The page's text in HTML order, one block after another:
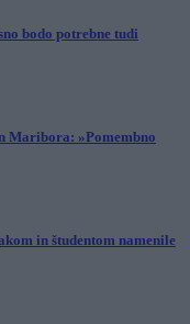
bodo potrebne tudi
Maribora: »Pomembno
in študentom namenile